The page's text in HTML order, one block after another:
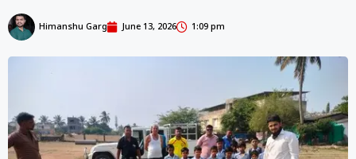
Himanshu Garg June 13, 2026 1:09 pm